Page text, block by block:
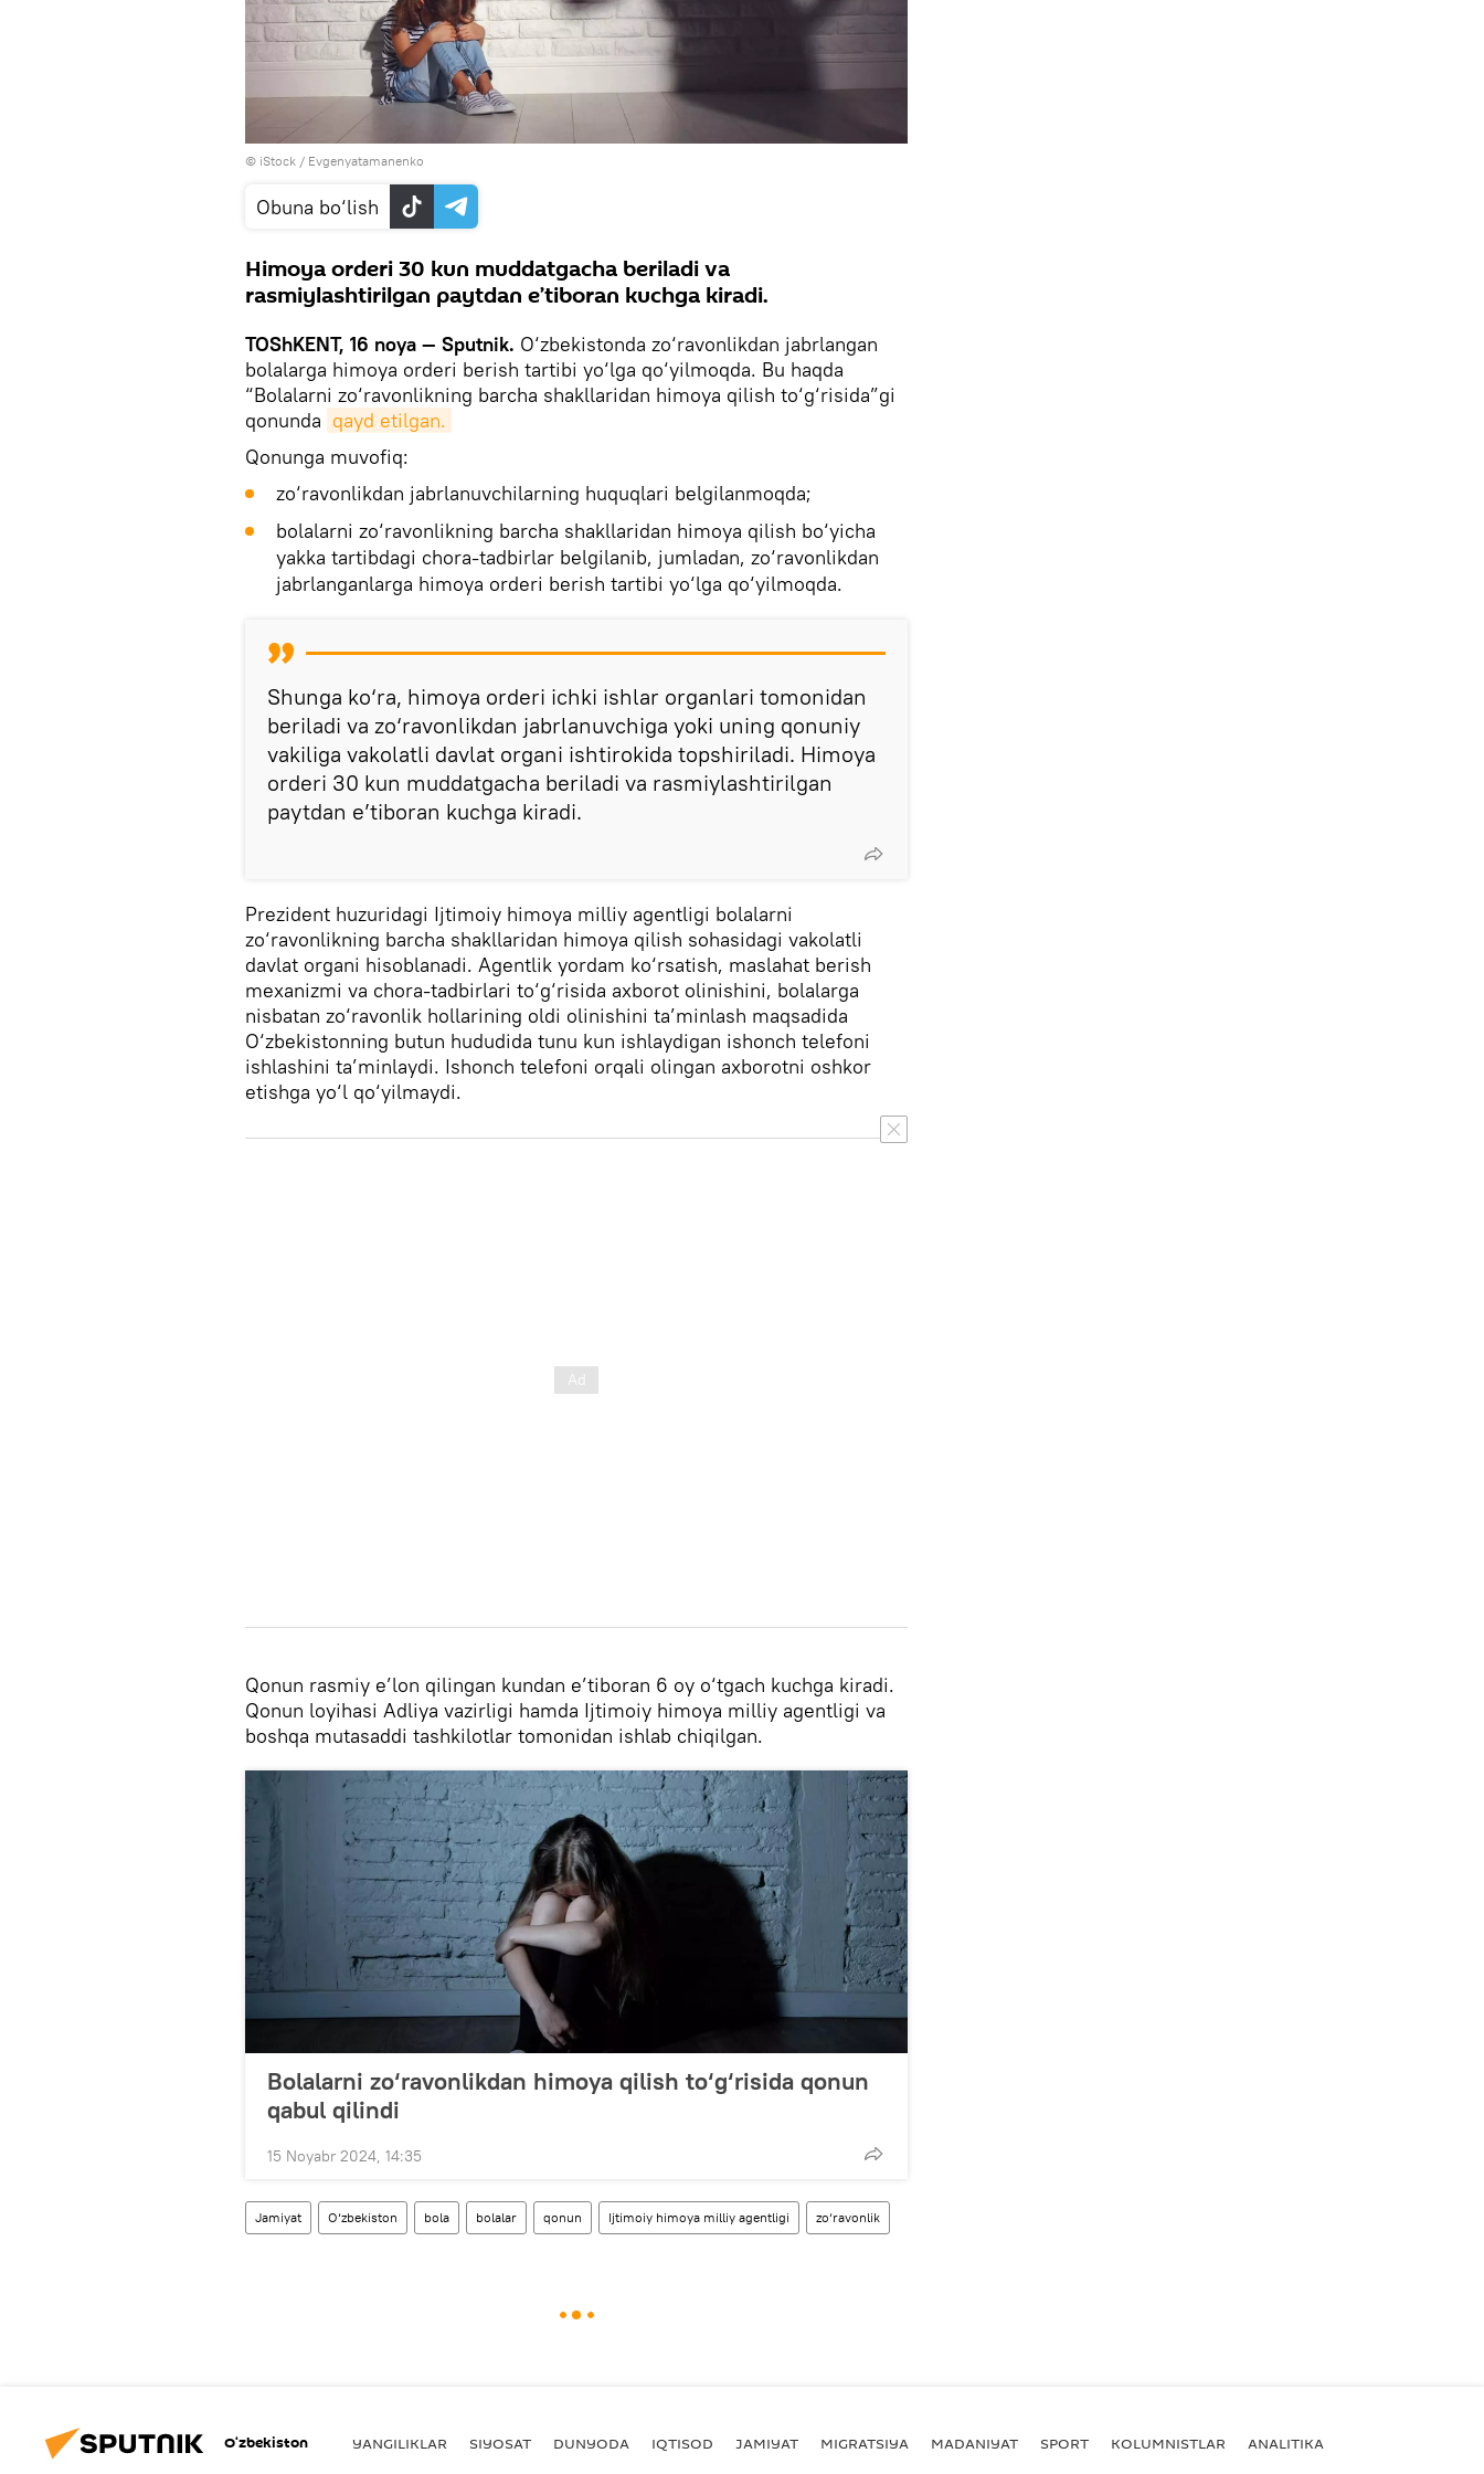
© iStock / Evgenyatamanenko
Obuna bo‘lish
Himoya orderi 30 kun muddatgacha beriladi va
rasmiylashtirilgan paytdan e’tiboran kuchga kiradi.
TOShKENT, 16 noya — Sputnik. O‘zbekistonda zo‘ravonlikdan jabrlangan
bolalarga himoya orderi berish tartibi yo‘lga qo‘yilmoqda. Bu haqda
“Bolalarni zo‘ravonlikning barcha shakllaridan himoya qilish to‘g‘risida”gi
qonunda qayd etilgan.
Qonunga muvofiq:
zo‘ravonlikdan jabrlanuvchilarning huquqlari belgilanmoqda;
bolalarni zo‘ravonlikning barcha shakllaridan himoya qilish bo‘yicha
yakka tartibdagi chora-tadbirlar belgilanib, jumladan, zo‘ravonlikdan
jabrlanganlarga himoya orderi berish tartibi yo‘lga qo‘yilmoqda.
Shunga ko‘ra, himoya orderi ichki ishlar organlari tomonidan
beriladi va zo‘ravonlikdan jabrlanuvchiga yoki uning qonuniy
vakiliga vakolatli davlat organi ishtirokida topshiriladi. Himoya
orderi 30 kun muddatgacha beriladi va rasmiylashtirilgan
paytdan e’tiboran kuchga kiradi.
Prezident huzuridagi Ijtimoiy himoya milliy agentligi bolalarni
zo‘ravonlikning barcha shakllaridan himoya qilish sohasidagi vakolatli
davlat organi hisoblanadi. Agentlik yordam ko‘rsatish, maslahat berish
mexanizmi va chora-tadbirlari to‘g‘risida axborot olinishini, bolalarga
nisbatan zo‘ravonlik hollarining oldi olinishini ta’minlash maqsadida
O‘zbekistonning butun hududida tunu kun ishlaydigan ishonch telefoni
ishlashini ta’minlaydi. Ishonch telefoni orqali olingan axborotni oshkor
etishga yo‘l qo‘yilmaydi.
Qonun rasmiy e’lon qilingan kundan e’tiboran 6 oy o‘tgach kuchga kiradi.
Qonun loyihasi Adliya vazirligi hamda Ijtimoiy himoya milliy agentligi va
boshqa mutasaddi tashkilotlar tomonidan ishlab chiqilgan.
Bolalarni zo‘ravonlikdan himoya qilish to‘g‘risida qonun
qabul qilindi
15 Noyabr 2024, 14:35
Jamiyat O‘zbekiston bola bolalar qonun Ijtimoiy himoya milliy agentligi zo‘ravonlik
O‘zbekiston YANGILIKLAR SIYOSAT DUNYODA IQTISOD JAMIYAT MIGRATSIYA MADANIYAT SPORT KOLUMNISTLAR ANALITIKA